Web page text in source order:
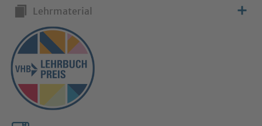
Lehrmaterial